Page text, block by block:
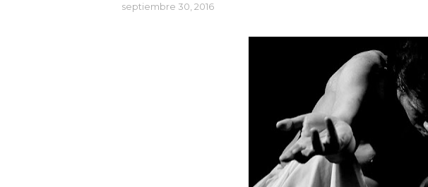
septiembre 30, 2016